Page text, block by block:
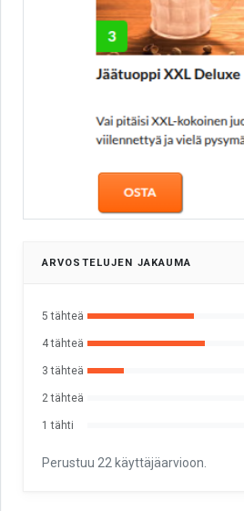
ARVOSTELUJEN JAKAUMA
5 tähteä
4 tähteä
3 tähteä
2 tähteä
1 tähti
Perustuu 22 käyttäjäarvioon.